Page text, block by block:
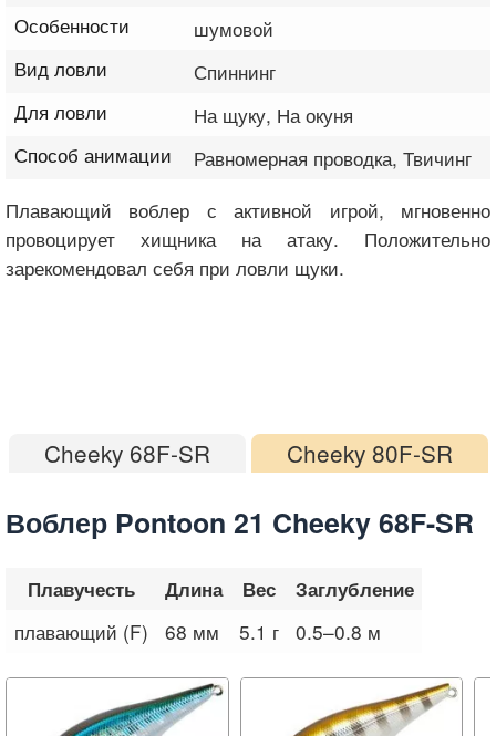
Особенности
шумовой
Вид ловли
Спиннинг
Для ловли
На щуку, На окуня
Способ анимации
Равномерная проводка, Твичинг
Плавающий воблер с активной игрой, мгновенно
провоцирует хищника на атаку. Положительно
зарекомендовал себя при ловли щуки.
Cheeky 68F-SR Cheeky 80F-SR
Воблер Pontoon 21 Cheeky 68F-SR
Плавучесть Длина Вес Заглубление
плавающий (F) 68 мм 5.1 г 0.5–0.8 м